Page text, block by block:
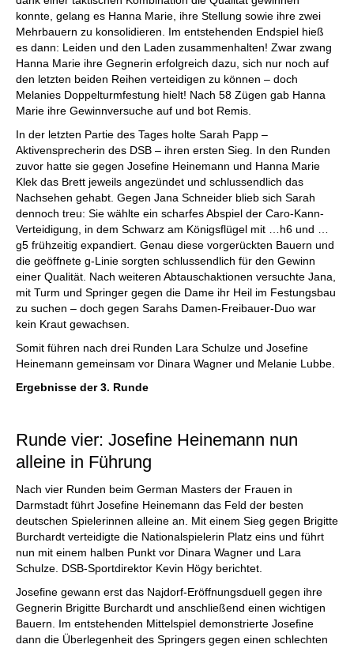
konnte, gelang es Hanna Marie, ihre Stellung sowie ihre zwei
Mehrbauern zu konsolidieren. Im entstehenden Endspiel hieß
es dann: Leiden und den Laden zusammenhalten! Zwar zwang
Hanna Marie ihre Gegnerin erfolgreich dazu, sich nur noch auf
den letzten beiden Reihen verteidigen zu können – doch
Melanies Doppelturmfestung hielt! Nach 58 Zügen gab Hanna
Marie ihre Gewinnversuche auf und bot Remis.
In der letzten Partie des Tages holte Sarah Papp –
Aktivensprecherin des DSB – ihren ersten Sieg. In den Runden
zuvor hatte sie gegen Josefine Heinemann und Hanna Marie
Klek das Brett jeweils angezündet und schlussendlich das
Nachsehen gehabt. Gegen Jana Schneider blieb sich Sarah
dennoch treu: Sie wählte ein scharfes Abspiel der Caro-Kann-
Verteidigung, in dem Schwarz am Königsflügel mit …h6 und …
g5 frühzeitig expandiert. Genau diese vorgerückten Bauern und
die geöffnete g-Linie sorgten schlussendlich für den Gewinn
einer Qualität. Nach weiteren Abtauschaktionen versuchte Jana,
mit Turm und Springer gegen die Dame ihr Heil im Festungsbau
zu suchen – doch gegen Sarahs Damen-Freibauer-Duo war
kein Kraut gewachsen.
Somit führen nach drei Runden Lara Schulze und Josefine
Heinemann gemeinsam vor Dinara Wagner und Melanie Lubbe.
Ergebnisse der 3. Runde
Runde vier: Josefine Heinemann nun
alleine in Führung
Nach vier Runden beim German Masters der Frauen in
Darmstadt führt Josefine Heinemann das Feld der besten
deutschen Spielerinnen alleine an. Mit einem Sieg gegen Brigitte
Burchardt verteidigte die Nationalspielerin Platz eins und führt
nun mit einem halben Punkt vor Dinara Wagner und Lara
Schulze. DSB-Sportdirektor Kevin Högy berichtet.
Josefine gewann erst das Najdorf-Eröffnungsduell gegen ihre
Gegnerin Brigitte Burchardt und anschließend einen wichtigen
Bauern. Im entstehenden Mittelspiel demonstrierte Josefine
dann die Überlegenheit des Springers gegen einen schlechten